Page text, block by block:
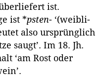
ist.
ist *psten- ‘(weibli­
also ursprünglich
saugt’. Im 18. Jh.
‘am Rost oder